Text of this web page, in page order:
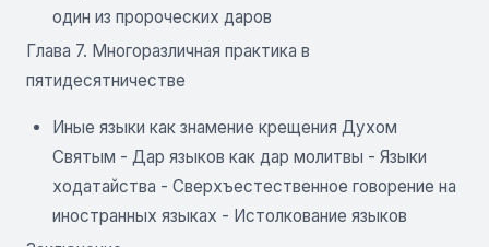
один из пророческих даров
Глава 7. Многоразличная практика в
пятидесятничестве
Иные языки как знамение крещения Духом
Святым - Дар языков как дар молитвы - Языки
ходатайства - Сверхъестественное говорение на
иностранных языках - Истолкование языков